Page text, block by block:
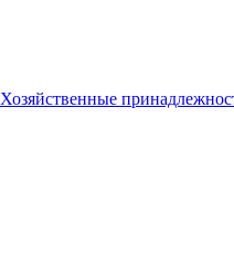
Хозяйственные